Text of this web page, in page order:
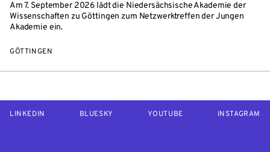
Am 7. September 2026 lädt die Niedersächsische Akademie der
Wissenschaften zu Göttingen zum Netzwerktreffen der Jungen
Akademie ein.
GÖTTINGEN
LINKEDIN BLUESKY YOUTUBE INSTAGRAM